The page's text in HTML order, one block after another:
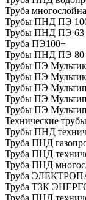
Труба
Трубы ПНД ПЭ
Трубы ПНД ПЭ 63
Труба ПЭ100+
Трубы ПНД ПЭ 80
Трубы ПЭ
Трубы ПЭ
Трубы ПЭ
Трубы ПЭ
Трубы ПЭ
Технические
Трубы ПНД
Труба ПНД
Труба ПНД
Труба ПНД
Труба
Труба ТЗК
Труба ПНД